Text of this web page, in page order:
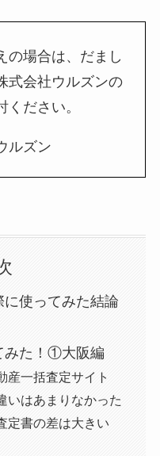
の場合は、だまし
式会社ウルズンの
ださい。
ルズン
使ってみた結論
みた！①大阪編
産一括査定サイト
いはあまりなかった
定書の差は大きい